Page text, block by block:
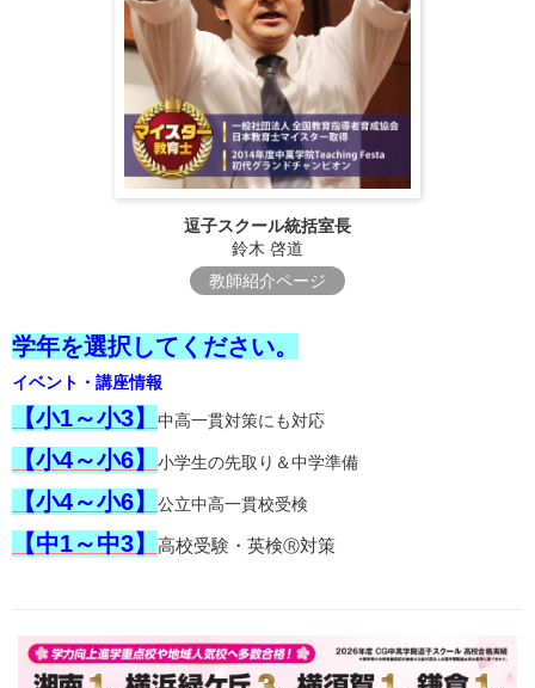
逗子スクール統括室長
鈴木 啓道
教師紹介ページ
学年を選択してください。
イベント・講座情報
【小1～小3】 中高一貫対策にも対応
【小4～小6】 小学生の先取り＆中学準備
【小4～小6】 公立中高一貫校受検
【中1～中3】 高校受験・英検Ⓡ対策